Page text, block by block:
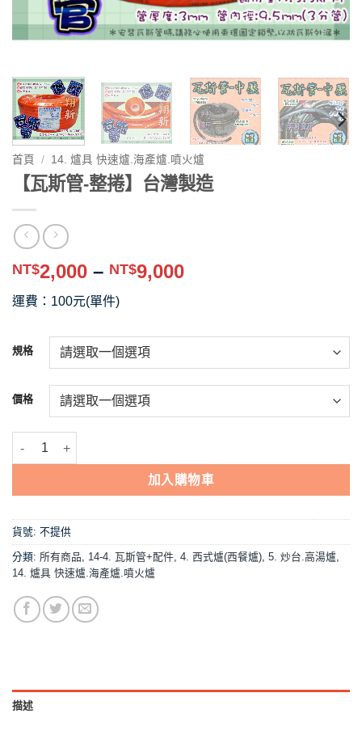
首頁 / 14. 爐具 快速爐.海產爐.噴火爐
【瓦斯管-整捲】台灣製造
NT$2,000 – NT$9,000價
到
NT$9,000
運費：100元(單件)
規格
價格
【瓦斯管-整捲】台灣製造 數量
加入購物車
貨號: 不提供
分類: 所有商品, 14-4. 瓦斯管+配件, 4. 西式爐(西餐爐), 5. 炒台.高湯爐,
14. 爐具 快速爐.海產爐.噴火爐
描述